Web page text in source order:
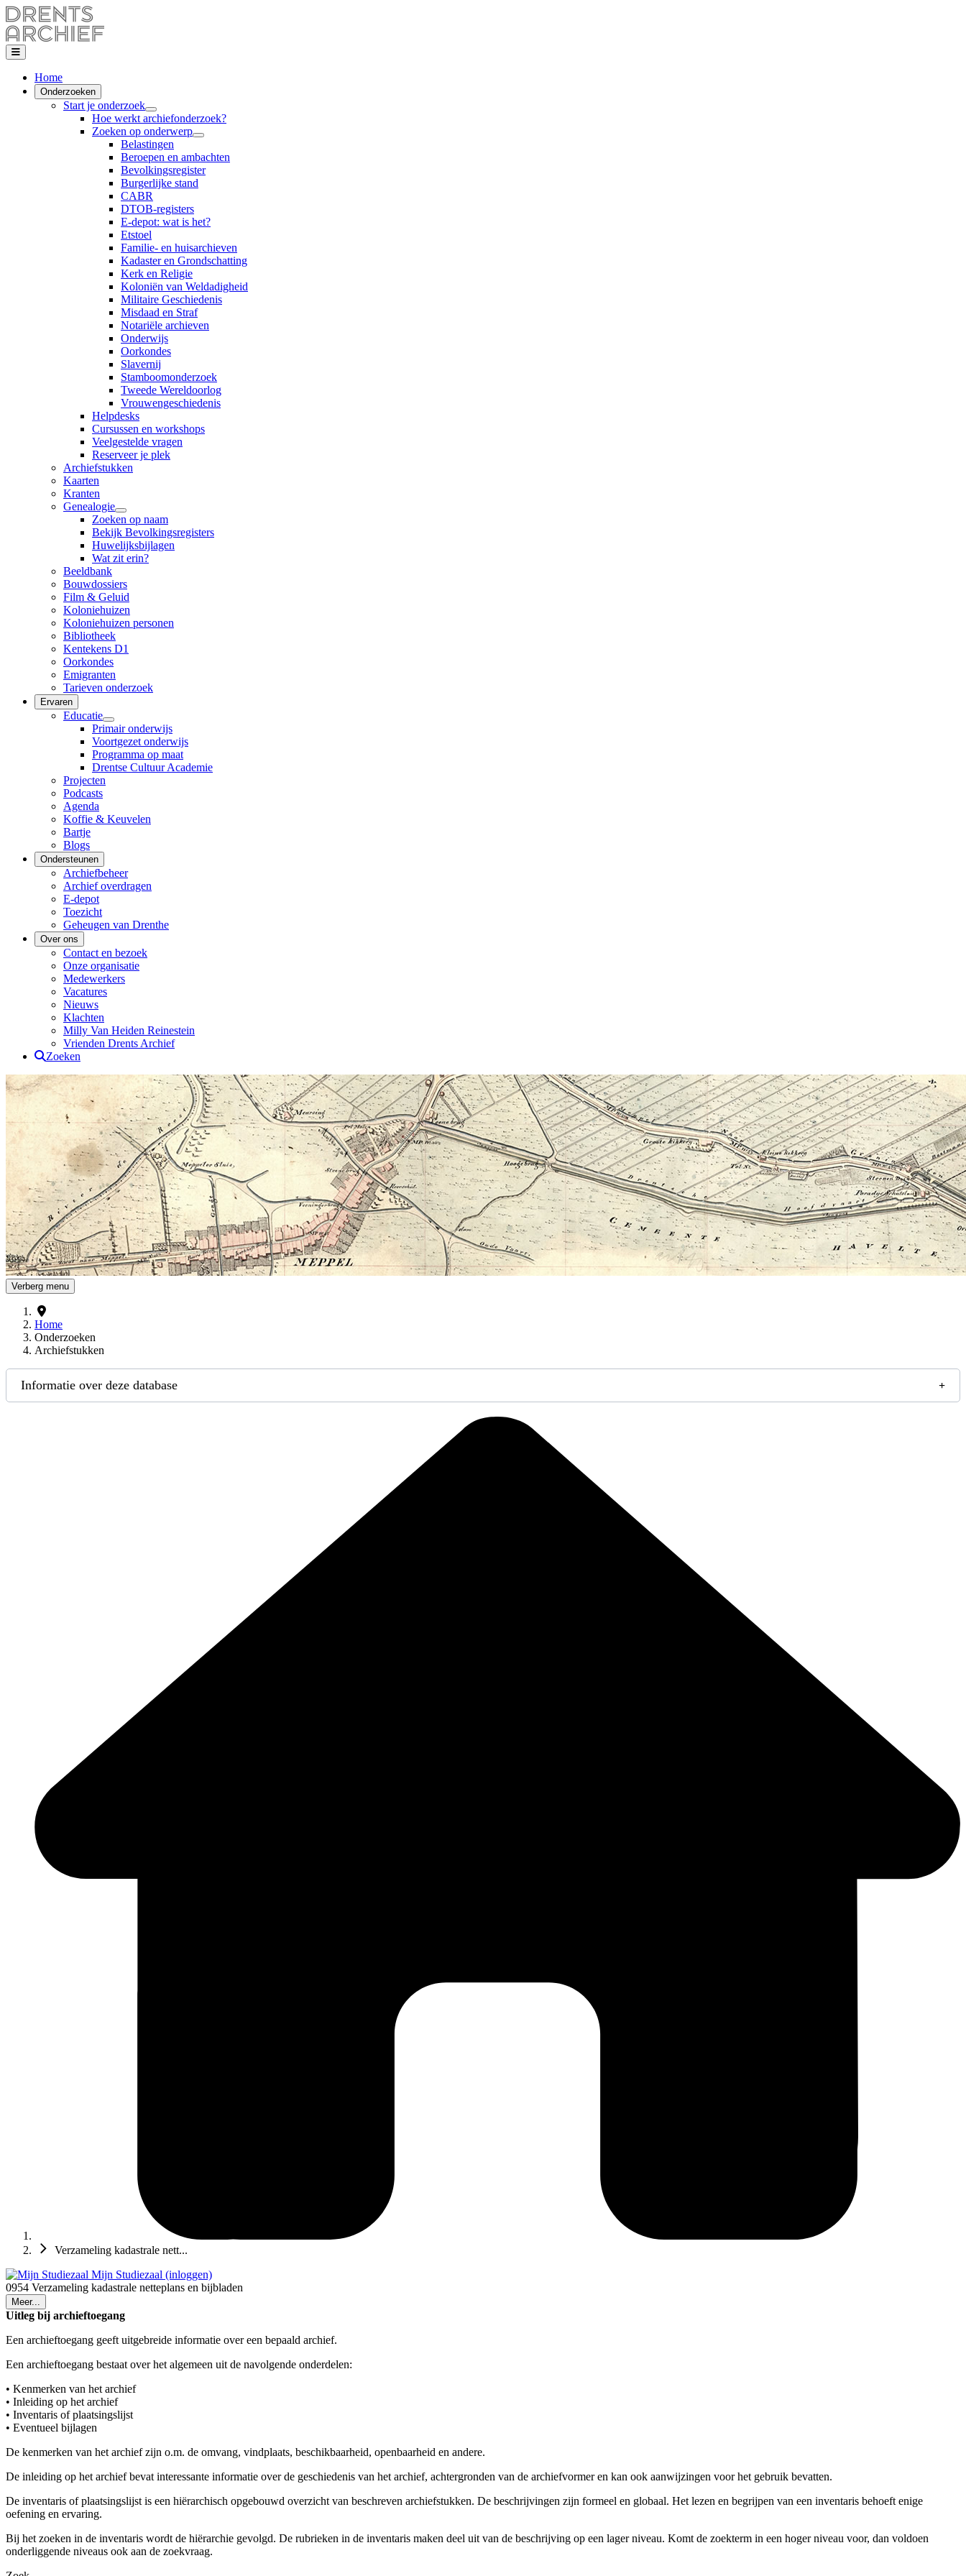
Home
Onderzoeken
Start je onderzoek
Hoe werkt archiefonderzoek?
Zoeken op onderwerp
Belastingen
Beroepen en ambachten
Bevolkingsregister
Burgerlijke stand
CABR
DTOB-registers
E-depot: wat is het?
Etstoel
Familie- en huisarchieven
Kadaster en Grondschatting
Kerk en Religie
Koloniën van Weldadigheid
Militaire Geschiedenis
Misdaad en Straf
Notariële archieven
Onderwijs
Oorkondes
Slavernij
Stamboomonderzoek
Tweede Wereldoorlog
Vrouwengeschiedenis
Helpdesks
Cursussen en workshops
Veelgestelde vragen
Reserveer je plek
Archiefstukken
Kaarten
Kranten
Genealogie
Zoeken op naam
Bekijk Bevolkingsregisters
Huwelijksbijlagen
Wat zit erin?
Beeldbank
Bouwdossiers
Film & Geluid
Koloniehuizen
Koloniehuizen personen
Bibliotheek
Kentekens D1
Oorkondes
Emigranten
Tarieven onderzoek
Ervaren
Educatie
Primair onderwijs
Voortgezet onderwijs
Programma op maat
Drentse Cultuur Academie
Projecten
Podcasts
Agenda
Koffie & Keuvelen
Bartje
Blogs
Ondersteunen
Archiefbeheer
Archief overdragen
E-depot
Toezicht
Geheugen van Drenthe
Over ons
Contact en bezoek
Onze organisatie
Medewerkers
Vacatures
Nieuws
Klachten
Milly Van Heiden Reinestein
Vrienden Drents Archief
Zoeken
Drents Archief
Verberg menu
Home
Onderzoeken
Archiefstukken
Informatie over deze database
Verzameling kadastrale nett...
Mijn Studiezaal (inloggen)
0954 Verzameling kadastrale netteplans en bijbladen
Meer...
Uitleg bij archieftoegang
Een archieftoegang geeft uitgebreide informatie over een bepaald archief.
Een archieftoegang bestaat over het algemeen uit de navolgende onderdelen:
• Kenmerken van het archief
• Inleiding op het archief
• Inventaris of plaatsingslijst
• Eventueel bijlagen
De kenmerken van het archief zijn o.m. de omvang, vindplaats, beschikbaarheid, openbaarheid en andere.
De inleiding op het archief bevat interessante informatie over de geschiedenis van het archief, achtergronden van de archiefvormer en kan ook aanwijzingen voor het gebruik bevatten.
De inventaris of plaatsingslijst is een hiërarchisch opgebouwd overzicht van beschreven archiefstukken. De beschrijvingen zijn formeel en globaal. Het lezen en begrijpen van een inventaris behoeft enige
oefening en ervaring.
Bij het zoeken in de inventaris wordt de hiërarchie gevolgd. De rubrieken in de inventaris maken deel uit van de beschrijving op een lager niveau. Komt de zoekterm in een hoger niveau voor, dan voldoen
onderliggende niveaus ook aan de zoekvraag.